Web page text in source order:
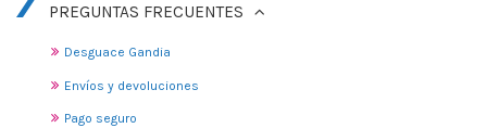
PREGUNTAS FRECUENTES
Desguace Gandia
Envíos y devoluciones
Pago seguro